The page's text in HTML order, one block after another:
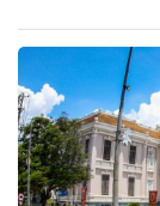
đội tính giờ